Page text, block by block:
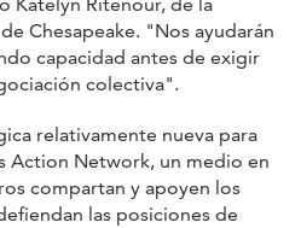
Chesapeake. "Nos ayudarán
capacidad antes de exigir
colectiva".
relativamente nueva para
Action Network, un medio en
compartan y apoyen los
las posiciones de